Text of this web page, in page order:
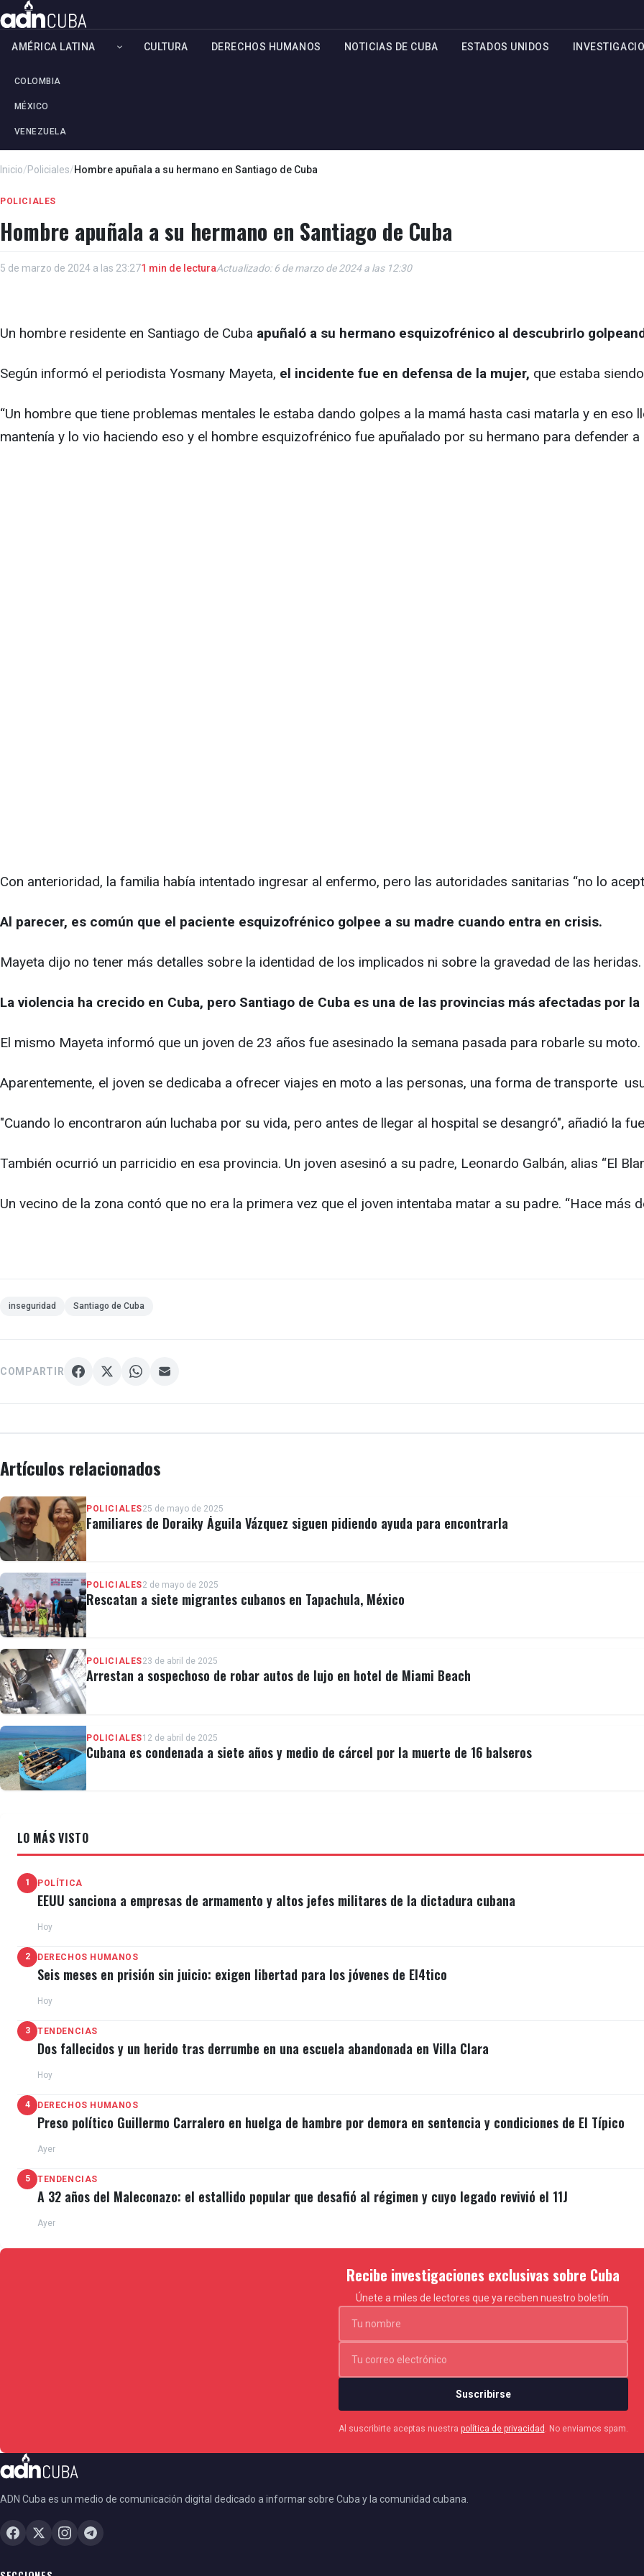
AMÉRICA LATINA
COLOMBIA
MÉXICO
VENEZUELA
CULTURA DERECHOS HUMANOS NOTICIAS DE CUBA ESTADOS UNIDOS
Inicio/Policiales/Hombre apuñala a su hermano en Santiago de Cuba
POLICIALES
Hombre apuñala a su hermano en Santiago de Cuba
5 de marzo de 2024 a las 23:271 min de lecturaActualizado: 6 de marzo de 2024 a las 12:30
Un hombre residente en Santiago de Cuba apuñaló a su hermano esquizofrénico al descubrirlo
Según informó el periodista Yosmany Mayeta, el incidente fue en defensa de la mujer, que estaba
“Un hombre que tiene problemas mentales le estaba dando golpes a la mamá hasta casi matarla y en eso
mantenía y lo vio haciendo eso y el hombre esquizofrénico fue apuñalado por su hermano para defender
Con anterioridad, la familia había intentado ingresar al enfermo, pero las autoridades sanitarias “no lo
Al parecer, es común que el paciente esquizofrénico golpee a su madre cuando entra en crisis.
Mayeta dijo no tener más detalles sobre la identidad de los implicados ni sobre la gravedad de las heridas.
La violencia ha crecido en Cuba, pero Santiago de Cuba es una de las provincias más afectadas por
El mismo Mayeta informó que un joven de 23 años fue asesinado la semana pasada para robarle su moto.
Aparentemente, el joven se dedicaba a ofrecer viajes en moto a las personas, una forma de transporte
"Cuando lo encontraron aún luchaba por su vida, pero antes de llegar al hospital se desangró", añadió la
También ocurrió un parricidio en esa provincia. Un joven asesinó a su padre, Leonardo Galbán, alias “El
Un vecino de la zona contó que no era la primera vez que el joven intentaba matar a su padre. “Hace más
inseguridad Santiago de Cuba
COMPARTIR
Artículos relacionados
POLICIALES25 de mayo de 2025
Familiares de Doraiky Águila Vázquez siguen pidiendo ayuda para encontrarla
POLICIALES2 de mayo de 2025
Rescatan a siete migrantes cubanos en Tapachula, México
POLICIALES23 de abril de 2025
Arrestan a sospechoso de robar autos de lujo en hotel de Miami Beach
POLICIALES12 de abril de 2025
Cubana es condenada a siete años y medio de cárcel por la muerte de 16 balseros
LO MÁS VISTO
1 POLÍTICA
EEUU sanciona a empresas de armamento y altos jefes militares de la dictadura cubana
Hoy
2 DERECHOS HUMANOS
Seis meses en prisión sin juicio: exigen libertad para los jóvenes de El4tico
Hoy
3 TENDENCIAS
Dos fallecidos y un herido tras derrumbe en una escuela abandonada en Villa Clara
Hoy
4 DERECHOS HUMANOS
Preso político Guillermo Carralero en huelga de hambre por demora en sentencia y condiciones de El Típico
Ayer
5 TENDENCIAS
A 32 años del Maleconazo: el estallido popular que desafió al régimen y cuyo legado revivió el 11J
Ayer
Recibe investigaciones exclusivas sobre Cuba
Únete a miles de lectores que ya reciben nuestro boletín.
Suscribirse
Al suscribirte aceptas nuestra política de privacidad . No enviamos spam.
ADN Cuba es un medio de comunicación digital dedicado a informar sobre Cuba y la comunidad cubana.